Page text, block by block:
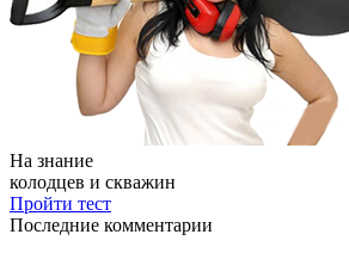
На знание
колодцев и скважин
Пройти тест
Последние комментарии